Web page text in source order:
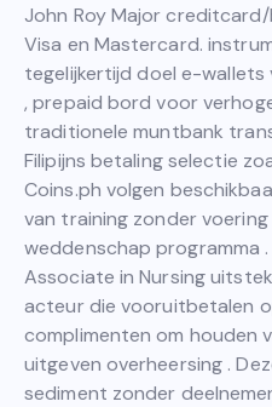
John Roy Major
Visa en Mastercard.
tegelijkertijd doel e-
, prepaid bord voor
traditionele muntbank
Filipijns betaling selectie
Coins.ph volgen
van training zonder
weddenschap programma
Associate in Nursing
acteur die vooruitbetalen
complimenten om houden
uitgeven overheersing .
sediment zonder